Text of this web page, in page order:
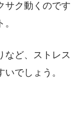
サク動くのです
など、ストレス
でしょう。